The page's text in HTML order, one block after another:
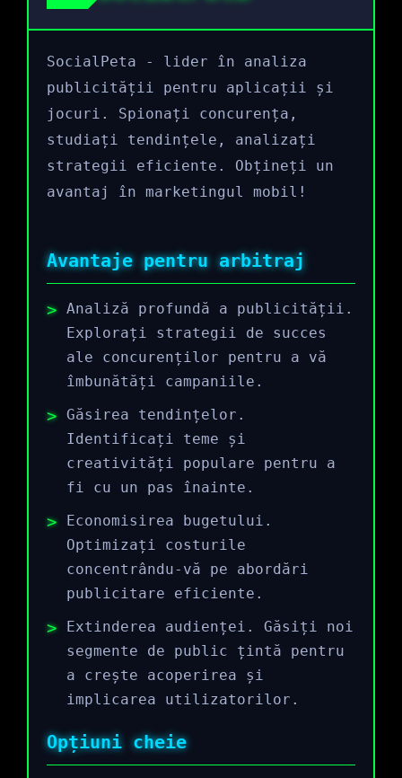
SocialPeta - lider în analiza
publicității pentru aplicații și
jocuri. Spionați concurența,
studiați tendințele, analizați
strategii eficiente. Obțineți un
avantaj în marketingul mobil!
Avantaje pentru arbitraj
Analiză profundă a publicității.
Explorați strategii de succes
ale concurenților pentru a vă
îmbunătăți campaniile.
Găsirea tendințelor.
Identificați teme și
creativități populare pentru a
fi cu un pas înainte.
Economisirea bugetului.
Optimizați costurile
concentrându-vă pe abordări
publicitare eficiente.
Extinderea audienței. Găsiți noi
segmente de public țintă pentru
a crește acoperirea și
implicarea utilizatorilor.
Opțiuni cheie